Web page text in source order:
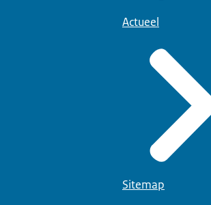
Actueel
Sitemap